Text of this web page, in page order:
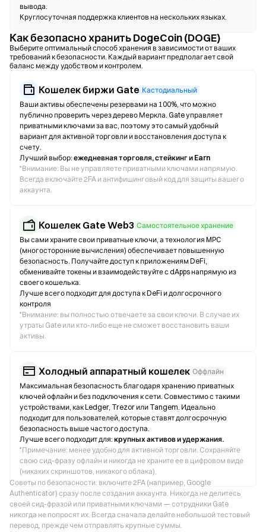
вывода.
Круглосуточная поддержка клиентов на нескольких языках.
Как безопасно хранить DogeCoin (DOGE)
Выберите оптимальный способ хранения в зависимости от ваших
требований к безопасности. Каждый вариант предполагает свой
баланс между удобством и контролем.
Кошелек биржи Gate Кастодиальный
Ваши активы обеспечены резервами на 100%, что можно
публично проверить через дерево Меркла. Gate управляет
приватными ключами за вас, поэтому это самый удобный
вариант для активной торговли и восстановления доступа к
счету.
Лучший выбор: ежедневная торговля, стейкинг и Earn
*Внимание: Вы не управляете приватными ключами напрямую.
Всегда включайте 2FA и антифишинговый код для защиты вашего
аккаунта.
Кошелек Gate Web3 Самостоятельное хранение
Вы сами храните свои приватные ключи, а технология MPC
(многосторонние вычисления) обеспечивает повышенную
безопасность. Получайте доступ к приложениям DeFi,
обменивайте токены и взаимодействуйте с dApps напрямую из
своего кошелька.
Лучше всего подходит для доступа к DeFi и долгосрочного
контроля
*Внимание: вы полностью отвечаете за свои ключи. В случае их
утраты Gate или кто-либо еще не сможет восстановить ваши
активы.
Холодный аппаратный кошелек Оффлайн
Максимальная безопасность благодаря хранению приватных
ключей офлайн и без подключения к сети. Совместимо с такими
устройствами, как Ledger, Trezor или Tangem. Идеально
подходит для пользователей, которые ставят долгосрочную
безопасность выше частого доступа.
Лучше всего подходит для: крупных активов и удержания.
*Примечание: менее удобно для активной торговли. Сохраняйте
свою сид-фразу офлайн и никогда не храните ее в цифровом виде
(никаких скриншотов, никакого облака).
Советы по безопасности: включите 2FA (например, Google
Authenticator) сразу после создания аккаунта. Никогда не делитесь
своей сид-фразой или приватными ключами — сотрудники Gate
никогда не попросят их. Всегда сначала делайте небольшой тестовый
перевод, прежде чем отправлять крупные суммы.